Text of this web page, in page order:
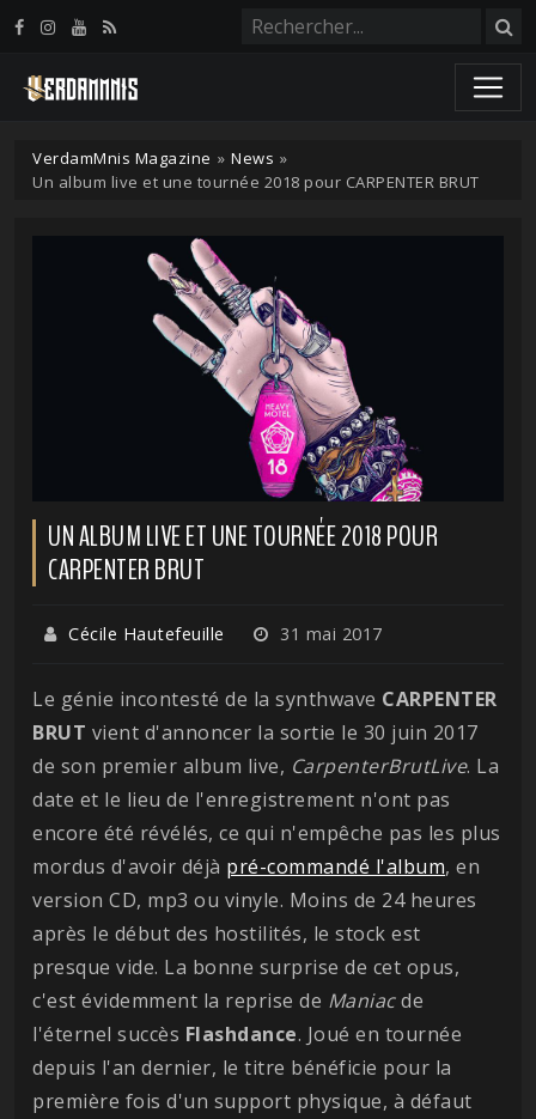
VerdamMnis Magazine » News »
Un album live et une tournée 2018 pour CARPENTER BRUT
UN ALBUM LIVE ET UNE TOURNÉE 2018 POUR
CARPENTER BRUT
Cécile Hautefeuille 31 mai 2017
Le génie incontesté de la synthwave CARPENTER
BRUT vient d'annoncer la sortie le 30 juin 2017
de son premier album live, CarpenterBrutLive. La
date et le lieu de l'enregistrement n'ont pas
encore été révélés, ce qui n'empêche pas les plus
mordus d'avoir déjà pré-commandé l'album, en
version CD, mp3 ou vinyle. Moins de 24 heures
après le début des hostilités, le stock est
presque vide. La bonne surprise de cet opus,
c'est évidemment la reprise de Maniacde
l'éternel succès Flashdance. Joué en tournée
depuis l'an dernier, le titre bénéficie pour la
première fois d'un support physique, à défaut
Panneau de gestion des cookies